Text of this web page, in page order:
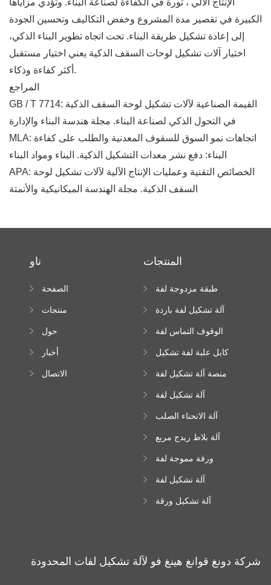
الكبيرة في تقصير مدة المشروع وخفض التكاليف وتحسين الجودة
إلى إعادة تشكيل طريقة البناء. تحت اتجاه تطوير البناء الذكي،
اختيار آلات تشكيل لوحات السقف الذكية يعني اختيار مستقبل
أكثر كفاءة وذكاء.
المراجع
GB / T 7714: القيمة الصناعية لآلات تشكيل لوحة السقف الذكية
في التحول الذكي لصناعة البناء. مجلة هندسة البناء والإدارة
MLA: اتجاهات نمو السوق للسقوف المعدنية والطلب على كفاءة
البناء: دفع نشر معدات التشكيل الذكية. البناء ومواد البناء
APA: الخصائص التقنية وعمليات الإنتاج الآلية لآلات تشكيل لوحة
السقف الذكية. مجلة الهندسة الميكانيكية والأتمتة
ناو
الصفحة
منتجات
حول
أخبار
الاتصال
المنتجات
طبقة مزدوجة لفة
آلة تشكيل لفة باردة
الوقوف التماس لفة
كابل علبة لفة تشكيل
منصة آلة تشكيل لفة
آلة تشكيل لفة
آلة الانحناء الصلب
آلة بلاط ريدج مربع
ورقة مموجة لفة
آلة تشكيل لفة
آلة تشكيل ورقة
شركة دونغ قوانغ هينغ فو لآلة تشكيل لفات المحدودة